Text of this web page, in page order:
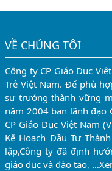
VỀ CHÚNG TÔI
Công ty CP Giáo Dục
Trẻ Việt Nam. Để phù
sự trưởng thành vững
năm 2004 ban lãnh đạo
CP Giáo Dục Việt Nam
Kế Hoạch Đầu Tư
lập,Công ty đã định
giáo dục và đào tạo, …